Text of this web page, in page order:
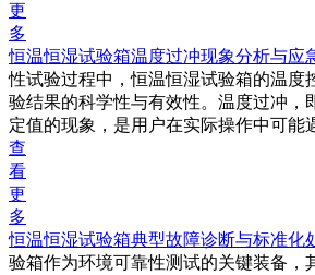
更
多
恒温恒湿试验箱温度过冲现象分析与应
性试验过程中，恒温恒湿试验箱的温度
验结果的科学性与有效性。温度过冲，
定值的现象，是用户在实际操作中可能
查
看
更
多
恒温恒湿试验箱典型故障诊断与标准化
验箱作为环境可靠性测试的关键装备，